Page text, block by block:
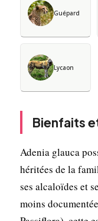
Guépard
Lycaon
Bienfaits
Adenia glauca
héritées de la
ses alcaloïdes et
moins